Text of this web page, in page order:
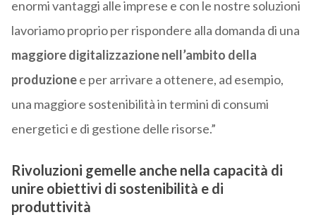
enormi vantaggi alle imprese e con le nostre soluzioni
lavoriamo proprio per rispondere alla domanda di una
maggiore digitalizzazione nell’ambito della
produzionee per arrivare a ottenere, ad esempio,
una maggiore sostenibilità in termini di consumi
energetici e di gestione delle risorse.”
Rivoluzioni gemelle anche nella capacità di
unire obiettivi di sostenibilità e di
produttività